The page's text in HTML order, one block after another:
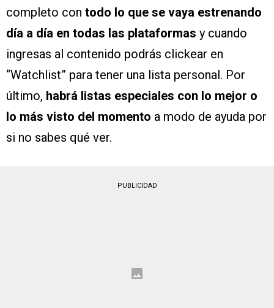
completo con todo lo que se vaya estrenando
día a día en todas las plataformas y cuando
ingresas al contenido podrás clickear en
“Watchlist” para tener una lista personal. Por
último, habrá listas especiales con lo mejor o
lo más visto del momento a modo de ayuda por
si no sabes qué ver.
PUBLICIDAD